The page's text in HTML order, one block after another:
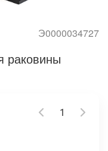
Э0000034727
раковины